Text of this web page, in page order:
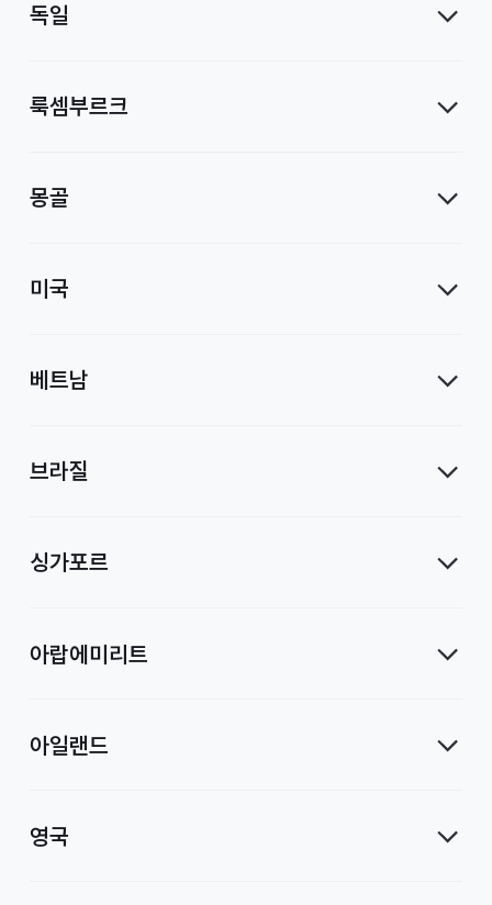
독일
룩셈부르크
몽골
미국
베트남
브라질
싱가포르
아랍에미리트
아일랜드
영국